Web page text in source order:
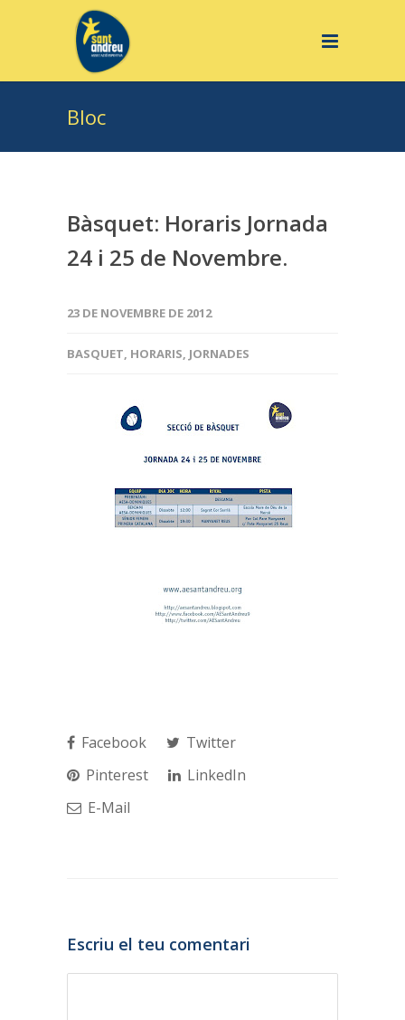
Bloc
Bàsquet: Horaris Jornada
24 i 25 de Novembre.
23 DE NOVEMBRE DE 2012
BASQUET, HORARIS, JORNADES
Facebook
Twitter
Pinterest
LinkedIn
E-Mail
Escriu el teu comentari